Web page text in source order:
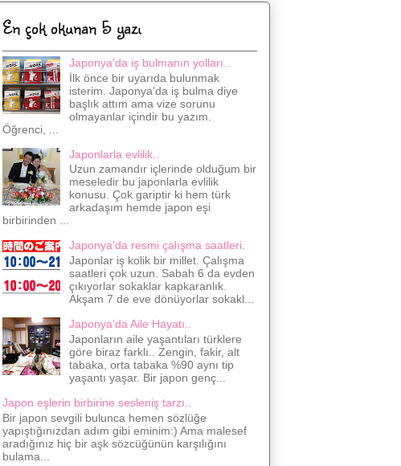
En çok okunan 5 yazı
Japonya'da iş bulmanın yolları..
İlk önce bir uyarıda bulunmak
isterim. Japonya'da iş bulma diye
başlık attım ama vize sorunu
olmayanlar içindir bu yazım.
Öğrenci, ...
Japonlarla evlilik..
Uzun zamandır içlerinde olduğum bir
meseledir bu japonlarla evlilik
konusu. Çok gariptir ki hem türk
arkadaşım hemde japon eşi
birbirinden ...
Japonya'da resmi çalışma saatleri.
Japonlar iş kolik bir millet. Çalışma
saatleri çok uzun. Sabah 6 da evden
çıkıyorlar sokaklar kapkaranlık.
Akşam 7 de eve dönüyorlar sokakl...
Japonya'da Aile Hayatı..
Japonların aile yaşantıları türklere
göre biraz farklı.. Zengin, fakir, alt
tabaka, orta tabaka %90 aynı tip
yaşantı yaşar. Bir japon genç...
Japon eşlerin birbirine sesleniş tarzı..
Bir japon sevgili bulunca hemen sözlüğe
yapıştığınızdan adım gibi eminim:) Ama malesef
aradığınız hiç bir aşk sözcüğünün karşılığını
bulama...